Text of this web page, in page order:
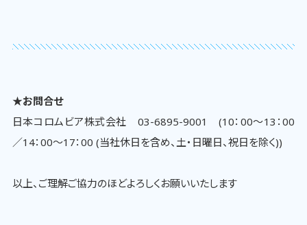
★お問合せ
日本コロムビア株式会社 03-6895-9001 (10：00〜13：00
／14：00〜17：00 (当社休日を含め、土・日曜日、祝日を除く))
以上、ご理解ご協力のほどよろしくお願いいたします